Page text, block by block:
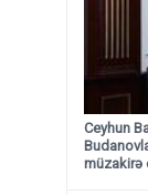
Ceyhun
müzakirə